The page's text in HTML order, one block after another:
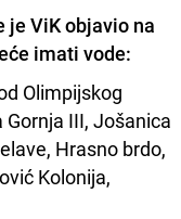
ViK objavio na
imati vode:
Olimpijskog
Gornja III, Jošanica
Hrasno brdo,
Kolonija,